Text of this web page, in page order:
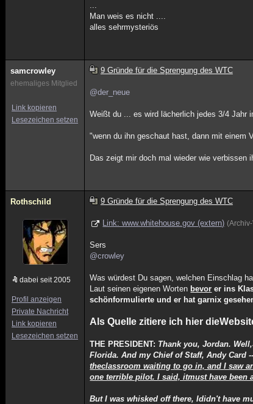
...
Man weis es nicht ....
alles sehrmysteriös
samcrowley
ehemaliges Mitglied
Link kopieren
Lesezeichen setzen
9 Gründe für die Sprengung des WTC
@der_neue
Weißt du ... es wird lächerlich jedes 3/4 Jahr
"wenn du ihn geschaut hast, dann mit einem
Das zeigt mir doch mal wieder wie verbissen
Rothschild
dabei seit 2005
Profil anzeigen
Private Nachricht
Link kopieren
Lesezeichen setzen
9 Gründe für die Sprengung des WTC
Link: www.whitehouse.gov (extern)
Sers
@crowley
Was würdest Du sagen, welchen Einschlag
Laut seinen eigenen Worten bevor er ins
schönformulierte und er hat garnix
Als Quelle zitiere ich hier
THE PRESIDENT: Thank you, Jordan.
Florida. And my Chief of Staff, Andy
theclassroom waiting to go in, and I saw
one terrible pilot. I said, itmust have been
But I was whisked off there, Ididn't have